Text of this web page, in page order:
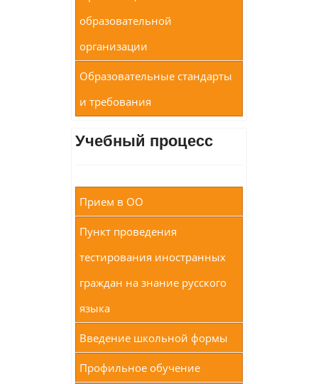
образовательной
организации
Образовательные стандарты
и требования
Учебный процесс
Прием в ОО
Пункт проведения
тестирования иностранных
граждан на знание русского
языка
Введение школьной формы
Профильное обучение